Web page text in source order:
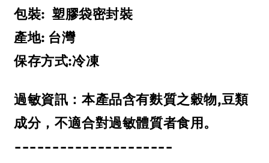
包裝: 塑膠袋密封裝
產地: 台灣
保存方式:冷凍
過敏資訊：本產品含有麩質之穀物,豆類
成分，不適合對過敏體質者食用。
---------------------